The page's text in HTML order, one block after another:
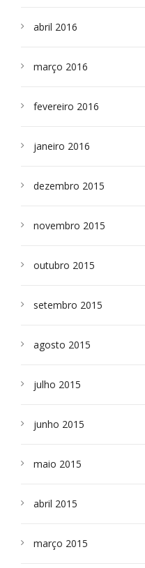
abril 2016
março 2016
fevereiro 2016
janeiro 2016
dezembro 2015
novembro 2015
outubro 2015
setembro 2015
agosto 2015
julho 2015
junho 2015
maio 2015
abril 2015
março 2015